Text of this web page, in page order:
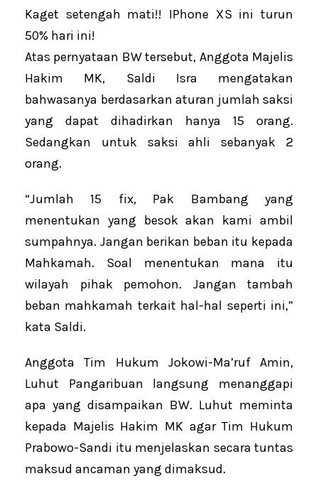
Kaget setengah mati!! IPhone XS ini turun
50% hari ini!
Atas pernyataan BW tersebut, Anggota Majelis
Hakim MK, Saldi Isra mengatakan
bahwasanya berdasarkan aturan jumlah saksi
yang dapat dihadirkan hanya 15 orang.
Sedangkan untuk saksi ahli sebanyak 2
orang.
“Jumlah 15 fix, Pak Bambang yang
menentukan yang besok akan kami ambil
sumpahnya. Jangan berikan beban itu kepada
Mahkamah. Soal menentukan mana itu
wilayah pihak pemohon. Jangan tambah
beban mahkamah terkait hal-hal seperti ini,”
kata Saldi.
Anggota Tim Hukum Jokowi-Ma’ruf Amin,
Luhut Pangaribuan langsung menanggapi
apa yang disampaikan BW. Luhut meminta
kepada Majelis Hakim MK agar Tim Hukum
Prabowo-Sandi itu menjelaskan secara tuntas
maksud ancaman yang dimaksud.